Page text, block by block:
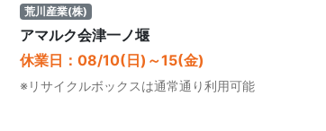
荒川産業(株)
アマルク会津一ノ堰
休業日：08/10(日)～15(金)
※リサイクルボックスは通常通り利用可能